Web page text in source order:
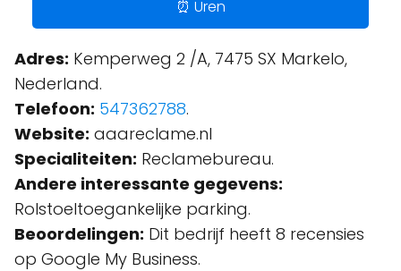
⏰ Uren
Adres: Kemperweg 2 /A, 7475 SX Markelo,
Nederland.
Telefoon: 547362788.
Website: aaareclame.nl
Specialiteiten: Reclamebureau.
Andere interessante gegevens:
Rolstoeltoegankelijke parking.
Beoordelingen: Dit bedrijf heeft 8 recensies
op Google My Business.